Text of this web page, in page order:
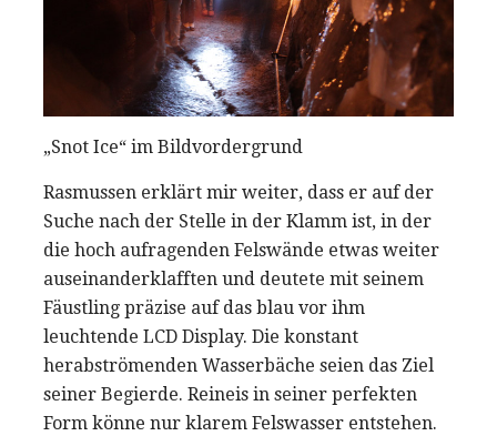
„Snot Ice“ im Bildvordergrund
Rasmussen erklärt mir weiter, dass er auf der
Suche nach der Stelle in der Klamm ist, in der
die hoch aufragenden Felswände etwas weiter
auseinanderklafften und deutete mit seinem
Fäustling präzise auf das blau vor ihm
leuchtende LCD Display. Die konstant
herabströmenden Wasserbäche seien das Ziel
seiner Begierde. Reineis in seiner perfekten
Form könne nur klarem Felswasser entstehen.